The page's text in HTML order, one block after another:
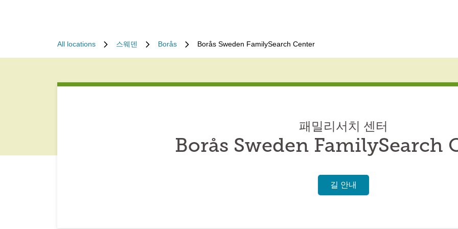
All locations 스웨덴 Borås Borås Sweden FamilySearch Center
패밀리서치 센터
Borås Sweden FamilySearch
길 안내